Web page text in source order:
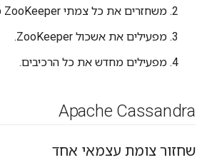
משחזרים את כל צמתי ZooKeeper מקובץ הגיבוי.
מפעילים את אשכול ZooKeeper.
מפעילים מחדש את כל הרכיבים.
‫Apache Cassandra
שחזור צומת עצמאי אחד